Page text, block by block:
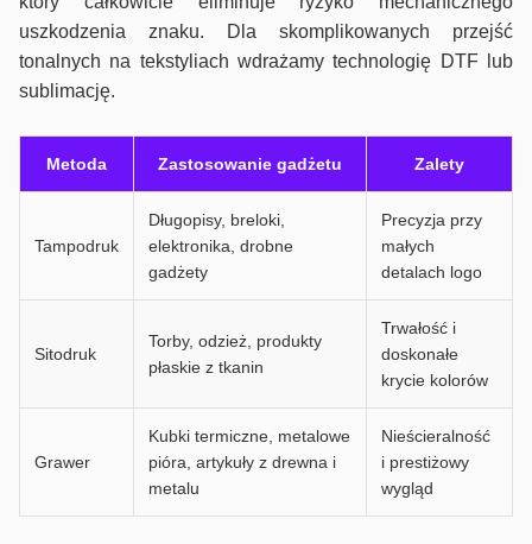
uszkodzenia znaku. Dla skomplikowanych przejść
tonalnych na tekstyliach wdrażamy technologię DTF lub
sublimację.
Metoda Zastosowanie gadżetu Zalety
Tampodruk
Długopisy, breloki,
elektronika, drobne
gadżety
Precyzja przy
małych
detalach logo
Sitodruk
Torby, odzież, produkty
płaskie z tkanin
Trwałość i
doskonałe
krycie kolorów
Grawer
Kubki termiczne, metalowe
pióra, artykuły z drewna i
metalu
Nieścieralność
i prestiżowy
wygląd